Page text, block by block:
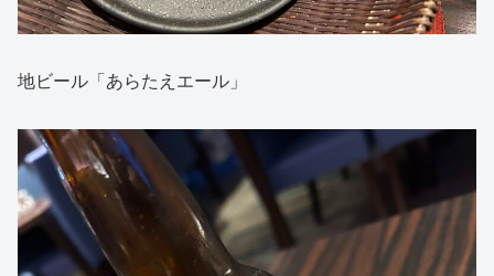
地ビール「あらたえエール」